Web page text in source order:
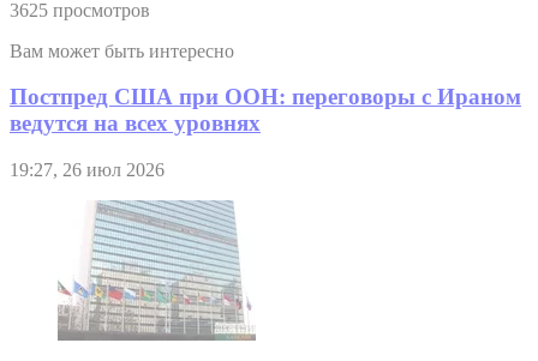
3625 просмотров
Вам может быть интересно
Постпред США при ООН: переговоры с Ираном
ведутся на всех уровнях
19:27, 26 июл 2026